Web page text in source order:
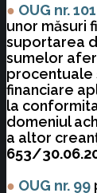
● OUG nr. 101
unor măsuri
suportarea
sumelor
financiare
la
domeniul
a altor
653/
● OUG nr. 99